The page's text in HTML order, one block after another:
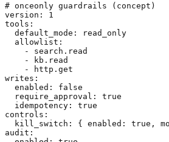
# onceonly guardrails (concept)
version: 1
tools:
  default_mode: read_only
  allowlist:
    - search.read
    - kb.read
    - http.get
writes:
  enabled: false
  require_approval: true
  idempotency: true
controls:
kill_switch: { enabled: true,
audit: